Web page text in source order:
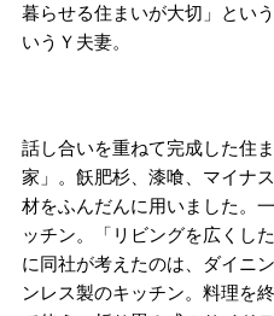
暮らせる住まいが大切」とい
いうＹ夫妻。
話し合いを重ねて完成した住
家」。飫肥杉、漆喰、マイナ
材をふんだんに用いました。
ッチン。「リビングを広くし
に同社が考えたのは、ダイニ
ンレス製のキッチン。料理を